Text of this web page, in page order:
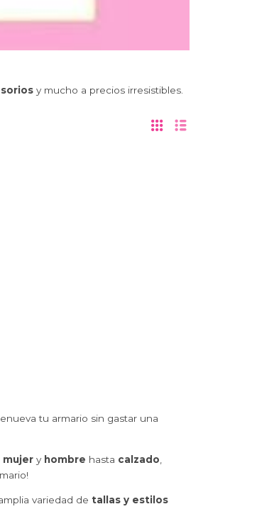
y mucho a precios irresistibles.
tu armario sin gastar una
mujery hombre hasta calzado
variedad de tallas y estilos